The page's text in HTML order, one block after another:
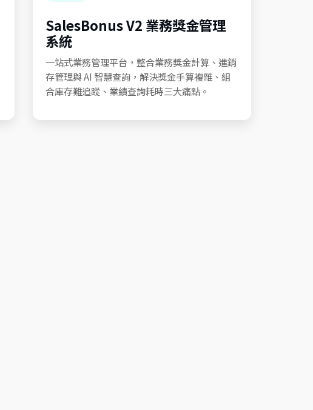
SalesBonus V2 業務獎金管理
系統
一站式業務管理平台，整合業務獎金計算、進銷
存管理與 AI 智慧查詢，解決獎金手算複雜、組
合庫存難追蹤、業績查詢耗時三大痛點。